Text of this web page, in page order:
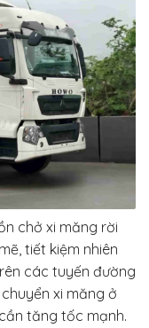
chở xi măng rời
tiết kiệm nhiên
các tuyến đường
xi măng ở
tăng tốc mạnh.